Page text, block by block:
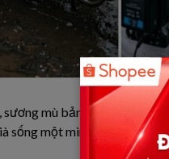
mù bảng lảng phủ
sống một mình ở mé xã –